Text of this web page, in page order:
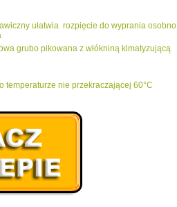
ułatwia rozpięcie do wyprania osobno
grubo pikowana z włókniną klmatyzującą
temperaturze nie przekraczającej 60°C